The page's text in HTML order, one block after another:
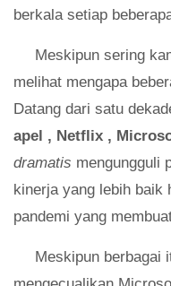
berkala setiap
Meskipun sering
melihat mengapa
Datang dari satu
apel , Netflix ,
dramatis mengungguli
kinerja yang lebih baik
pandemi yang
Meskipun berbagai